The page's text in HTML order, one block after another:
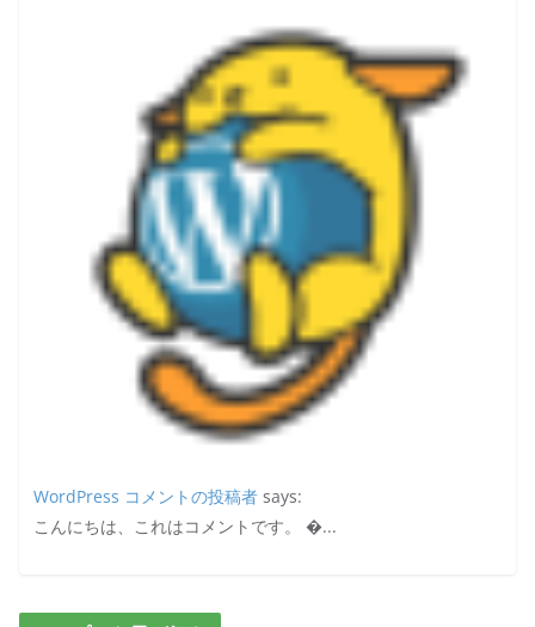
WordPress コメントの投稿者 says:
こんにちは、これはコメントです。 �...